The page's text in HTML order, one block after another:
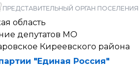
ПРЕДСТАВИТЕЛЬНЫЙ ОРГАН ПОСЕЛЕНИЯ
область
депутатов МО
Киреевского района
"Единая Россия"